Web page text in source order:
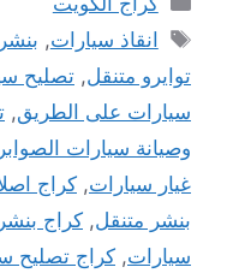
الوسوم
انقاذ سيارات,
توايرو متنقل, تصليح
سيارات على الطريق,
وصيانة سيارات الصوابر
غيار سيارات, كراج
بنشر متنقل, كراج
سيارات, كراج تصليح